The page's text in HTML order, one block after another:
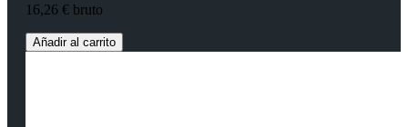
16,26 € bruto
Añadir al carrito